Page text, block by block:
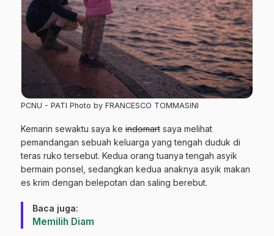
PCNU - PATI Photo by FRANCESCO TOMMASINI
Kemarin sewaktu saya ke indomart saya melihat
pemandangan sebuah keluarga yang tengah duduk di
teras ruko tersebut. Kedua orang tuanya tengah asyik
bermain ponsel, sedangkan kedua anaknya asyik makan
es krim dengan belepotan dan saling berebut.
Baca juga:
Memilih Diam